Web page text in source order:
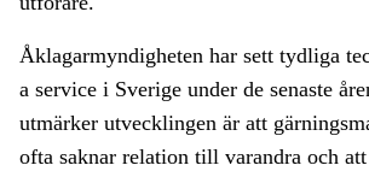
Åklagarmyndigheten har sett tydliga
a service i Sverige under de senaste
utmärker utvecklingen är att
ofta saknar relation till varandra och